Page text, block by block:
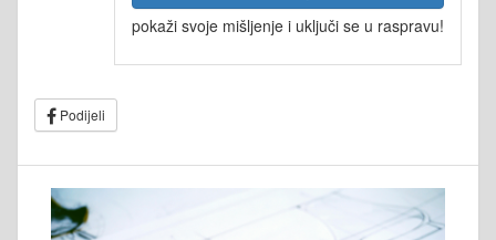
pokaži svoje mišljenje i uključi se u raspravu!
Podijeli